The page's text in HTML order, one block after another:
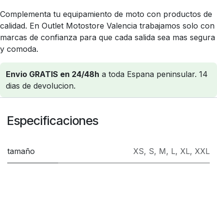
Complementa tu equipamiento de moto con productos de
calidad. En Outlet Motostore Valencia trabajamos solo con
marcas de confianza para que cada salida sea mas segura
y comoda.
Envio GRATIS en 24/48h a toda Espana peninsular. 14
dias de devolucion.
Especificaciones
tamaño XS, S, M, L, XL, XXL